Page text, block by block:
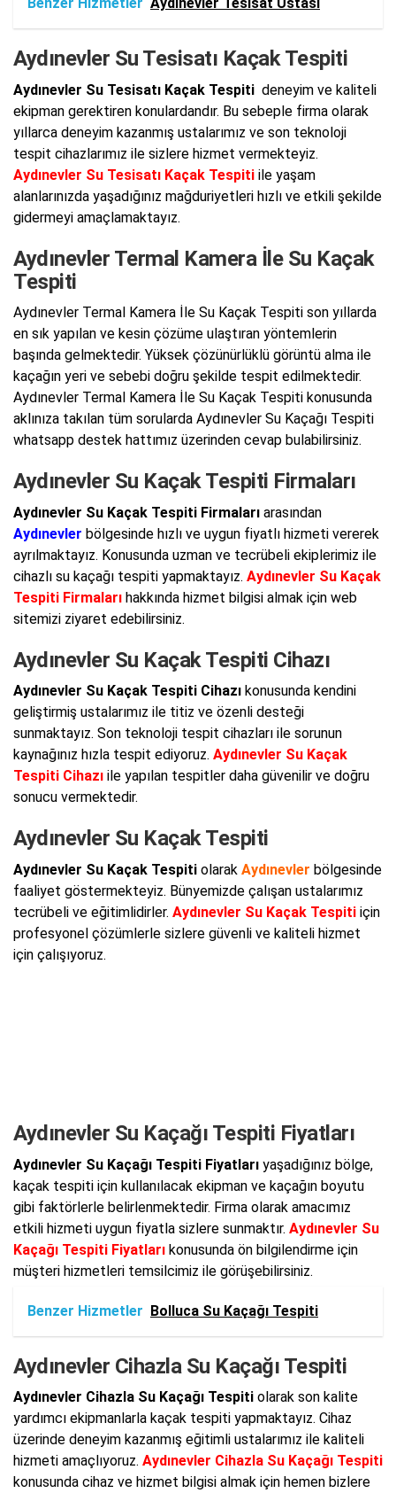
Aydınevler Su Tesisatı Kaçak Tespiti
Aydınevler Su Tesisatı Kaçak Tespiti deneyim ve kaliteli
ekipman gerektiren konulardandır. Bu sebeple firma olarak
yıllarca deneyim kazanmış ustalarımız ve son teknoloji
tespit cihazlarımız ile sizlere hizmet vermekteyiz.
Aydınevler Su Tesisatı Kaçak Tespiti ile yaşam
alanlarınızda yaşadığınız mağduriyetleri hızlı ve etkili şekilde
gidermeyi amaçlamaktayız.
Aydınevler Termal Kamera İle Su Kaçak
Tespiti
Aydınevler Termal Kamera İle Su Kaçak Tespiti son yıllarda
en sık yapılan ve kesin çözüme ulaştıran yöntemlerin
başında gelmektedir. Yüksek çözünürlüklü görüntü alma ile
kaçağın yeri ve sebebi doğru şekilde tespit edilmektedir.
Aydınevler Termal Kamera İle Su Kaçak Tespiti konusunda
aklınıza takılan tüm sorularda Aydınevler Su Kaçağı Tespiti
whatsapp destek hattımız üzerinden cevap bulabilirsiniz.
Aydınevler Su Kaçak Tespiti Firmaları
Aydınevler Su Kaçak Tespiti Firmaları arasından
Aydınevler bölgesinde hızlı ve uygun fiyatlı hizmeti vererek
ayrılmaktayız. Konusunda uzman ve tecrübeli ekiplerimiz ile
cihazlı su kaçağı tespiti yapmaktayız. Aydınevler Su Kaçak
Tespiti Firmaları hakkında hizmet bilgisi almak için web
sitemizi ziyaret edebilirsiniz.
Aydınevler Su Kaçak Tespiti Cihazı
Aydınevler Su Kaçak Tespiti Cihazı konusunda kendini
geliştirmiş ustalarımız ile titiz ve özenli desteği
sunmaktayız. Son teknoloji tespit cihazları ile sorunun
kaynağınız hızla tespit ediyoruz. Aydınevler Su Kaçak
Tespiti Cihazı ile yapılan tespitler daha güvenilir ve doğru
sonucu vermektedir.
Aydınevler Su Kaçak Tespiti
Aydınevler Su Kaçak Tespiti olarak Aydınevler bölgesinde
faaliyet göstermekteyiz. Bünyemizde çalışan ustalarımız
tecrübeli ve eğitimlidirler. Aydınevler Su Kaçak Tespiti için
profesyonel çözümlerle sizlere güvenli ve kaliteli hizmet
için çalışıyoruz.
Aydınevler Su Kaçağı Tespiti Fiyatları
Aydınevler Su Kaçağı Tespiti Fiyatları yaşadığınız bölge,
kaçak tespiti için kullanılacak ekipman ve kaçağın boyutu
gibi faktörlerle belirlenmektedir. Firma olarak amacımız
etkili hizmeti uygun fiyatla sizlere sunmaktır. Aydınevler Su
Kaçağı Tespiti Fiyatları konusunda ön bilgilendirme için
müşteri hizmetleri temsilcimiz ile görüşebilirsiniz.
Benzer Hizmetler Bolluca Su Kaçağı Tespiti
Aydınevler Cihazla Su Kaçağı Tespiti
Aydınevler Cihazla Su Kaçağı Tespiti olarak son kalite
yardımcı ekipmanlarla kaçak tespiti yapmaktayız. Cihaz
üzerinde deneyim kazanmış eğitimli ustalarımız ile kaliteli
hizmeti amaçlıyoruz. Aydınevler Cihazla Su Kaçağı Tespiti
konusunda cihaz ve hizmet bilgisi almak için hemen bizlere